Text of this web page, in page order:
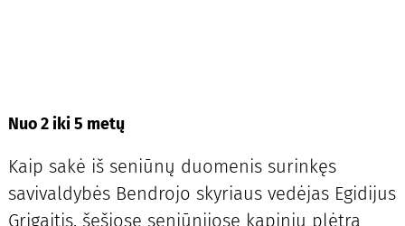
Nuo 2 iki 5 metų
Kaip sakė iš seniūnų duomenis surinkęs
savivaldybės Bendrojo skyriaus vedėjas Egidijus
Grigaitis, šešiose seniūnijose kapinių plėtra